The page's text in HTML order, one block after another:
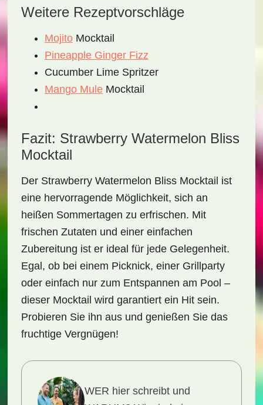
Weitere Rezeptvorschläge
MojitoMocktail
Pineapple Ginger Fizz
Cucumber Lime Spritzer
Mango MuleMocktail
Fazit: Strawberry Watermelon Bliss
Mocktail
Der Strawberry Watermelon Bliss Mocktail ist
eine hervorragende Möglichkeit, sich an
heißen Sommertagen zu erfrischen. Mit
frischen Zutaten und einer einfachen
Zubereitung ist er ideal für jede Gelegenheit.
Egal, ob bei einem Picknick, einer Grillparty
oder einfach nur zum Entspannen am Pool –
dieser Mocktail wird garantiert ein Hit sein.
Probieren Sie ihn aus und genießen Sie das
fruchtige Vergnügen!
WER hier schreibt und